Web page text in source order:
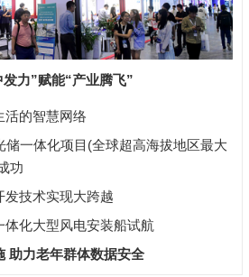
力”赋能“产业腾飞”
活的智慧网络
储一体化项目(全球超高海拔地区最大
功
发技术实现大跨越
化大型风电安装船试航
助力老年群体数据安全